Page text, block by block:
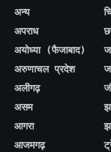
अन्य
अपराध
अयोध्या (फैजाबाद)
अरुणाचल प्रदेश
अलीगढ़
असम
आगरा
आजमगढ़